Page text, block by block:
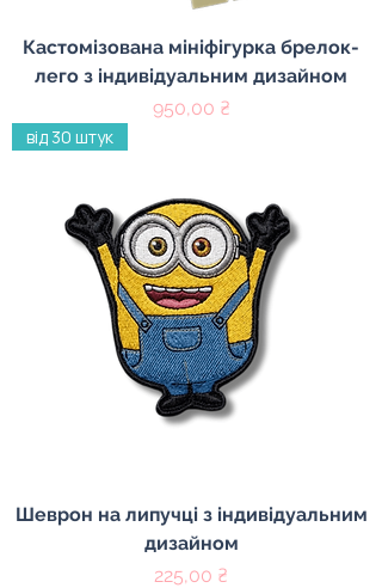
Кастомізована мініфігурка брелок-
лего з індивідуальним дизайном
Ціна
950,00 ₴
від 30 штук
Шеврон на липучці з індивідуальним
дизайном
Ціна
225,00 ₴